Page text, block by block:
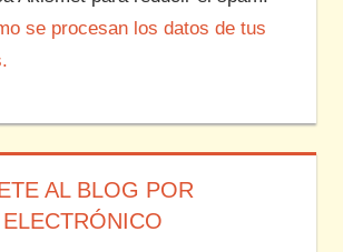
se procesan los datos de tus
AL BLOG POR